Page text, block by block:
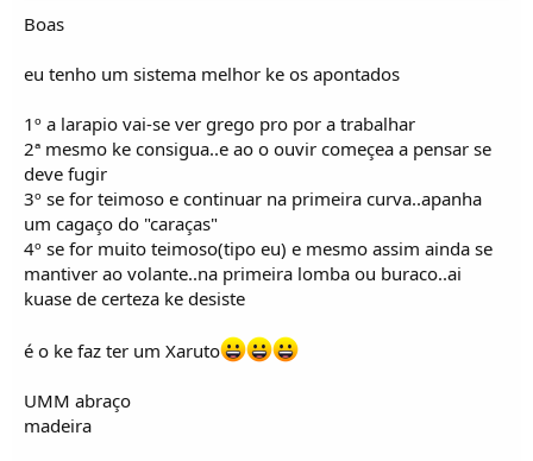
Boas
eu tenho um sistema melhor ke os apontados
1º a larapio vai-se ver grego pro por a trabalhar
2ª mesmo ke consigua..e ao o ouvir começea a pensar se
deve fugir
3º se for teimoso e continuar na primeira curva..apanha
um cagaço do "caraças"
4º se for muito teimoso(tipo eu) e mesmo assim ainda se
mantiver ao volante..na primeira lomba ou buraco..ai
kuase de certeza ke desiste
é o ke faz ter um Xaruto
UMM abraço
madeira